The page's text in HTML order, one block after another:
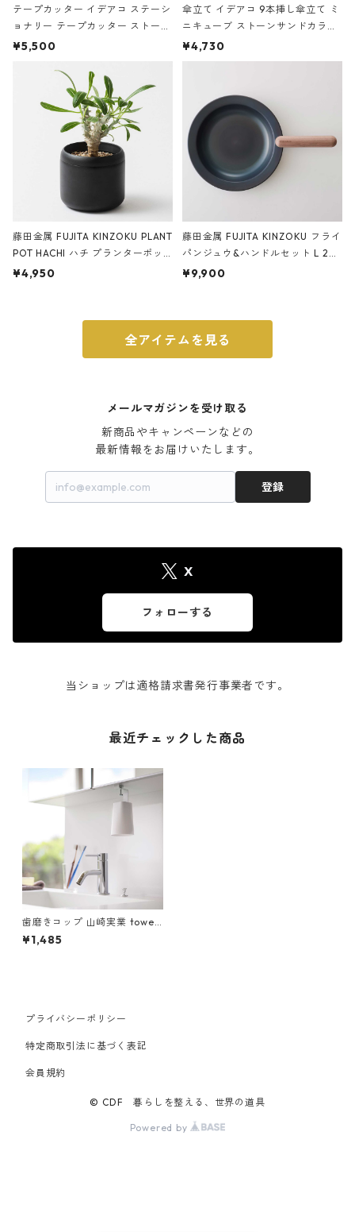
テープカッター イデアコ ステーシ
ョナリー テープカッター ストーン
サンドカラー 石調 ideaco Station
¥5,500
傘立て イデアコ 9本挿し傘立て ミ
ニキューブ ストーンサンドカラー
石調 ideaco Umbrella Stand CUB
E ストーンサンドブラック
¥4,730
藤田金属 FUJITA KINZOKU PLANT
POT HACHI ハチ プランターポッ
ト 3号 ブラック
¥4,950
藤田金属 FUJITA KINZOKU フライ
パンジュウ&ハンドルセット L 24c
m ガス火・IH対応 鉄フライパン
¥9,900
全アイテムを見る
メールマガジンを受け取る
新商品やキャンペーンなどの
最新情報をお届けいたします。
登録
X
フォローする
当ショップは適格請求書発行事業者です。
最近チェックした商品
歯磨きコップ 山崎実業 tower
タワー 洗面戸棚下マグネット
タンブラー ホワイト
¥1,485
プライバシーポリシー
特定商取引法に基づく表記
会員規約
© CDF 暮らしを整える、世界の道具
Powered by